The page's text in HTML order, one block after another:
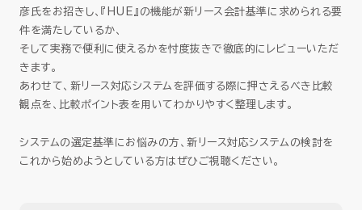
会社情報
資料ダウンロード
EN
彦氏をお招きし、『HUE』の機能が新リース会計基準に求められる要
件を満たしているか、
そして実務で便利に使えるかを忖度抜きで徹底的にレビューいただ
きます。
あわせて、新リース対応システムを評価する際に押さえるべき比較
観点を、比較ポイント表を用いてわかりやすく整理します。
システムの選定基準にお悩みの方、新リース対応システムの検討を
これから始めようとしている方はぜひご視聴ください。